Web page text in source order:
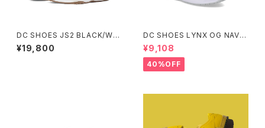
DC SHOES JS2 BLACK/WHI
TE ディーシーシューズ ジョン・
シャナハン2 ブラック ホワイト
¥19,800
DC SHOES LYNX OG NAVY/
RED
¥9,108
40%OFF